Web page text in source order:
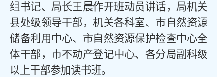
组书记、局长王晨作开班动员讲话，局机关
县处级领导干部，机关各科室、市自然资源
储备利用中心、市自然资源保护检查中心全
体干部，市不动产登记中心、各分局副科级
以上干部参加读书班。